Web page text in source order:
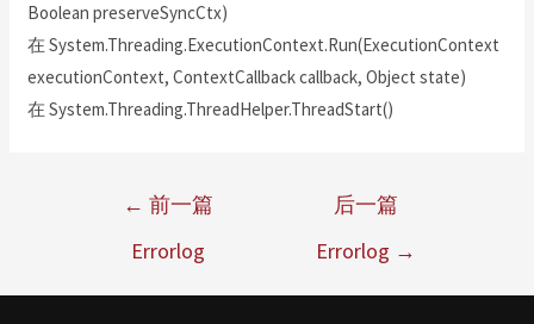
Boolean preserveSyncCtx)
在 System.Threading.ExecutionContext.Run(ExecutionContext
executionContext, ContextCallback callback, Object state)
在 System.Threading.ThreadHelper.ThreadStart()
← 前一篇
Errorlog
后一篇
Errorlog →